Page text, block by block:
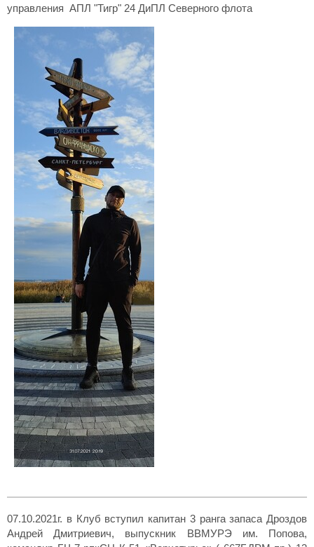
управления АПЛ "Тигр" 24 ДиПЛ Северного флота
07.10.2021г. в Клуб вступил капитан 3 ранга запаса Дроздов
Андрей Дмитриевич, выпускник ВВМУРЭ им. Попова,